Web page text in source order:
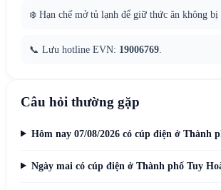
❄️ Hạn chế mở tủ lạnh để giữ thức ăn không bị
📞 Lưu hotline EVN: 19006769
Câu hỏi thường gặp
Hôm nay 07/08/2026 có cúp điện ở Thành
Ngày mai có cúp điện ở Thành phố Tuy